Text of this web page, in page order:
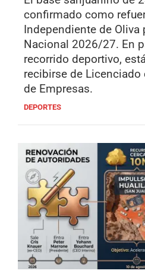
confirmado como
Independiente de Oliva
Nacional 2026/27. En
recorrido deportivo,
recibirse de
de Empresas.
DEPORTES